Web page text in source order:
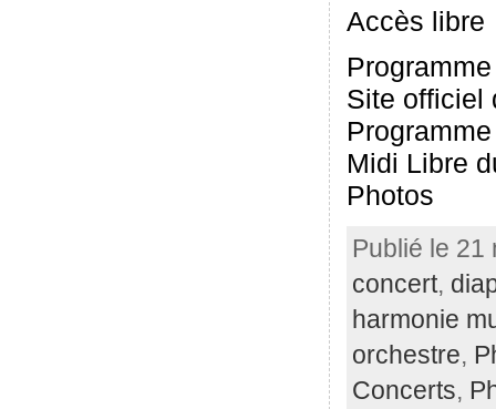
Accès libre
Site officiel
Midi Libre
Photos
Publié le 21
concert,
harmonie
orchestre,
Concerts,